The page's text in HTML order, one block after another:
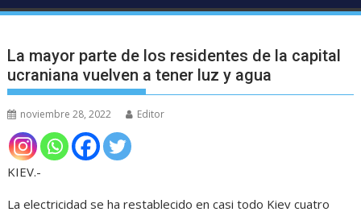
La mayor parte de los residentes de la capital
ucraniana vuelven a tener luz y agua
noviembre 28, 2022 Editor
KIEV.-
La electricidad se ha restablecido en casi todo Kiev cuatro